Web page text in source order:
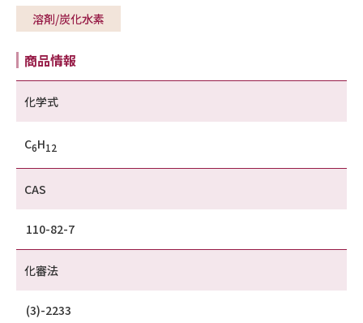
溶剤/炭化水素
商品情報
化学式
C6H12
CAS
110-82-7
化審法
(3)-2233